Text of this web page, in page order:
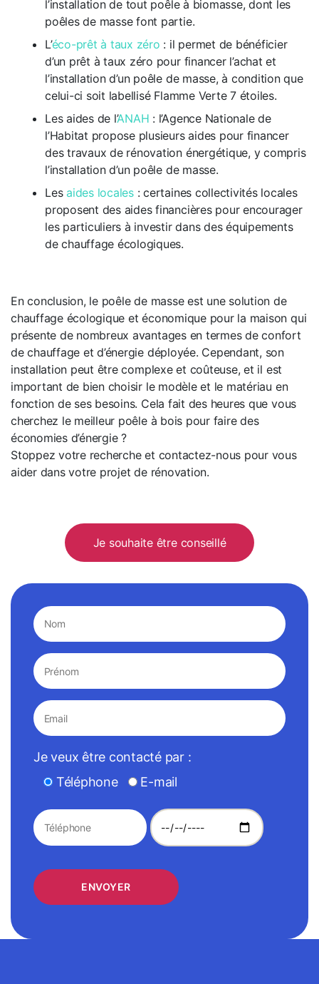
l’installation de tout poêle à biomasse, dont les
poêles de masse font partie.
L’éco-prêt à taux zéro : il permet de bénéficier
d’un prêt à taux zéro pour financer l’achat et
l’installation d’un poêle de masse, à condition que
celui-ci soit labellisé Flamme Verte 7 étoiles.
Les aides de l’ANAH : l’Agence Nationale de
l’Habitat propose plusieurs aides pour financer
des travaux de rénovation énergétique, y compris
l’installation d’un poêle de masse.
Lesaides locales: certaines collectivités locales
proposent des aides financières pour encourager
les particuliers à investir dans des équipements
de chauffage écologiques.
En conclusion, le poêle de masse est une solution de
chauffage écologique et économique pour la maison qui
présente de nombreux avantages en termes de confort
de chauffage et d’énergie déployée. Cependant, son
installation peut être complexe et coûteuse, et il est
important de bien choisir le modèle et le matériau en
fonction de ses besoins. Cela fait des heures que vous
cherchez le meilleur poêle à bois pour faire des
économies d’énergie ?
Stoppez votre recherche et contactez-nous pour vous
aider dans votre projet de rénovation.
Je souhaite être conseillé
Je veux être contacté par :
Téléphone
E-mail